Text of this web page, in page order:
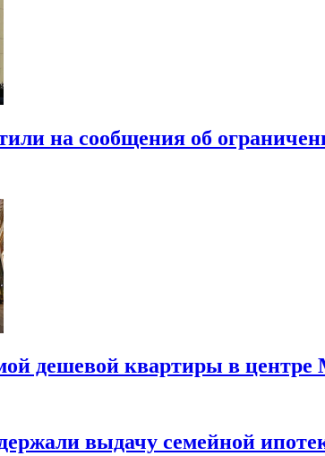
на сообщения об
дешевой квартиры в
выдачу семейной